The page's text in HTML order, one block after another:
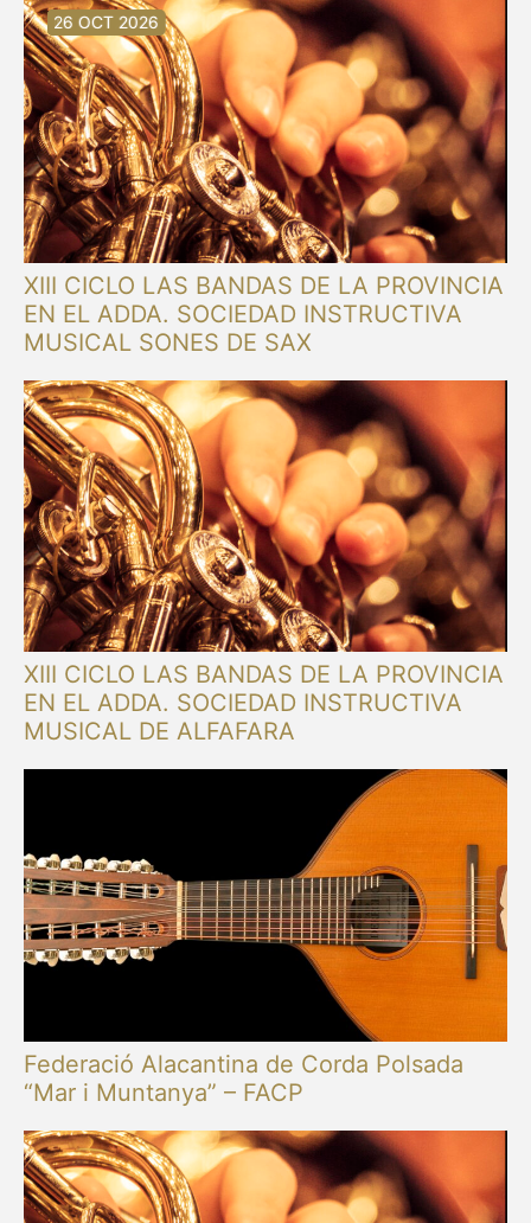
XIII CICLO LAS BANDAS DE LA PROVINCIA
EN EL ADDA. SOCIEDAD INSTRUCTIVA
MUSICAL SONES DE SAX
30 AUG 2026
XIII CICLO LAS BANDAS DE LA PROVINCIA
EN EL ADDA. SOCIEDAD INSTRUCTIVA
MUSICAL DE ALFAFARA
30 AUG 2026
Federació Alacantina de Corda Polsada
“Mar i Muntanya” – FACP
13 SEP 2026
20 SEP 2026
20 SEP 2026
26 SEP 2026
03 OCT 2026
16 OCT 2026
26 OCT 2026